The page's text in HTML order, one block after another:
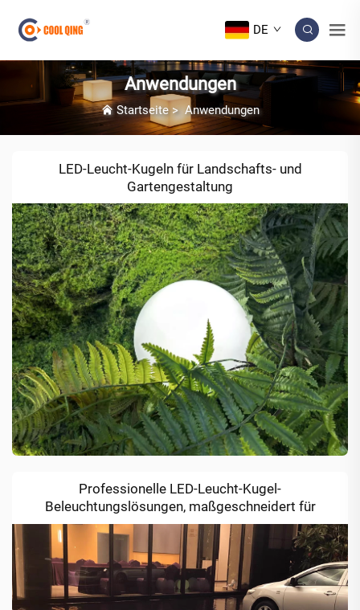
DE
Anwendungen
Startseite>Anwendungen
LED-Leucht-Kugeln für Landschafts- und
Gartengestaltung
Professionelle LED-Leucht-Kugel-
Beleuchtungslösungen, maßgeschneidert für
moderne gewerbliche Räume.